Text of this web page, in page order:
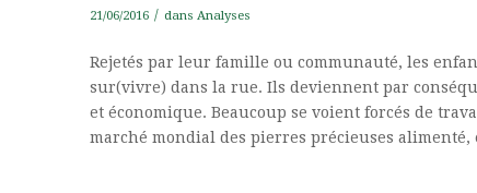
21/06/2016 / dans Analyses
Rejetés par leur famille ou communauté, les
sur(vivre) dans la rue. Ils deviennent par
et économique. Beaucoup se voient forcés de
marché mondial des pierres précieuses